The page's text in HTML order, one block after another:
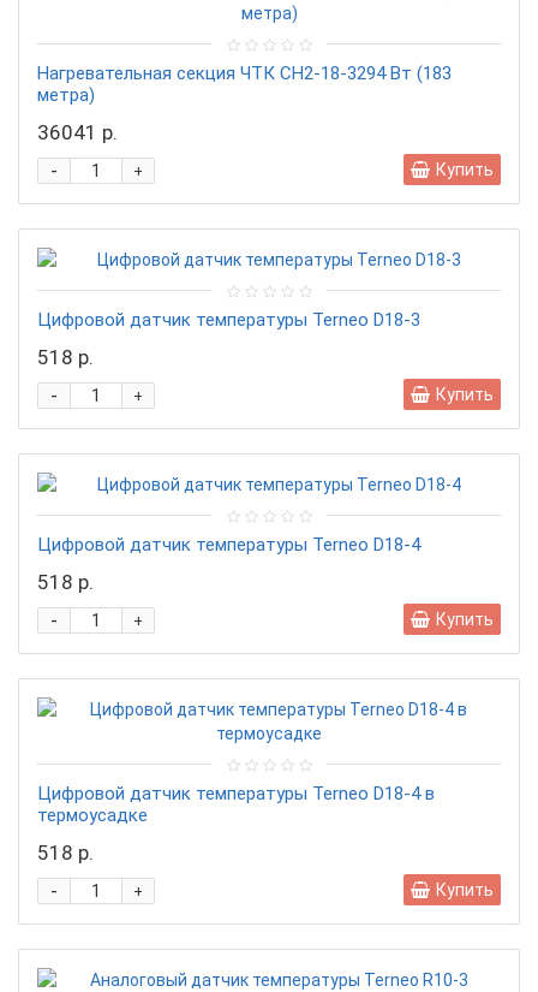
Нагревательная секция ЧТК CН2-18-3294 Вт (183
метра)
36041 р.
+
- Купить
Цифровой датчик температуры Terneo D18-3
518 р.
+
- Купить
Цифровой датчик температуры Terneo D18-4
518 р.
+
- Купить
Цифровой датчик температуры Terneo D18-4 в
термоусадке
518 р.
+
- Купить